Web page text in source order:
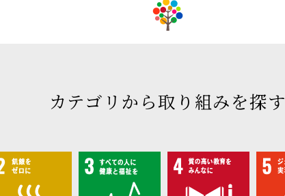
カテゴリから取り組みを探す